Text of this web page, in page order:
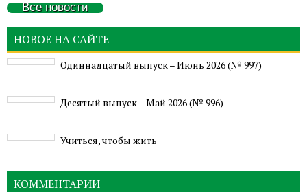
Все новости
НОВОЕ НА САЙТЕ
Одиннадцатый выпуск – Июнь 2026 (№ 997)
Деcятый выпуск – Май 2026 (№ 996)
Учиться, чтобы жить
КОММЕНТАРИИ